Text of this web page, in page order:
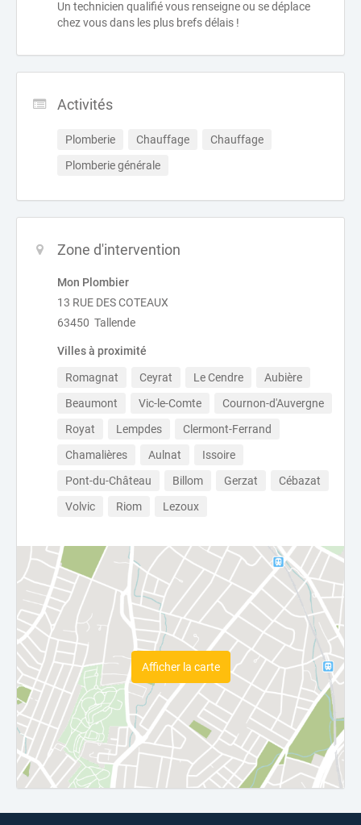
Un technicien qualifié vous renseigne ou se déplace
chez vous dans les plus brefs délais !
Activités
Plomberie Chauffage
Chauffage
Plomberie générale
Zone d'intervention
Mon Plombier
13 RUE DES COTEAUX
63450 Tallende
Villes à proximité
Romagnat Ceyrat Le Cendre
Aubière
Beaumont
Vic-le-Comte
Cournon-d'Auvergne
Royat
Lempdes
Clermont-Ferrand
Chamalières
Aulnat
Issoire
Pont-du-Château
Billom Gerzat
Cébazat
Volvic
Riom Lezoux
Afficher la carte